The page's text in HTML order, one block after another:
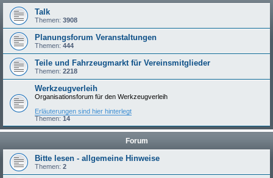
h
Talk
Themen: 3908
Planungsforum Veranstaltungen
Themen: 444
Teile und Fahrzeugmarkt für Vereinsmitglieder
Themen: 2218
Werkzeugverleih
Organisationsforum für den Werkzeugverleih
Erläuterungen sind hier hinterlegt
Themen: 14
Forum
Bitte lesen - allgemeine Hinweise
Themen: 2